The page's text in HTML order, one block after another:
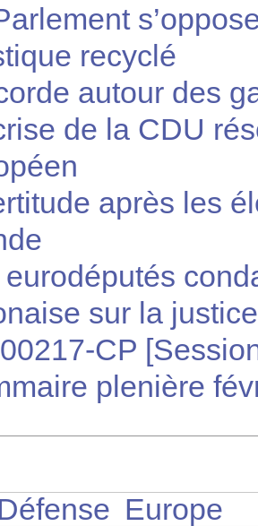
recyclé
autour des
de la CDU
après les
eurodéputés
sur la justice
CP
plenière
Europe